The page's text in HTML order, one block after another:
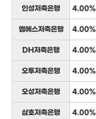
인성저축은행 4.00%
엠에스저축은행 4.00%
DH저축은행 4.00%
오투저축은행 4.00%
오성저축은행 4.00%
삼호저축은행 4.00%